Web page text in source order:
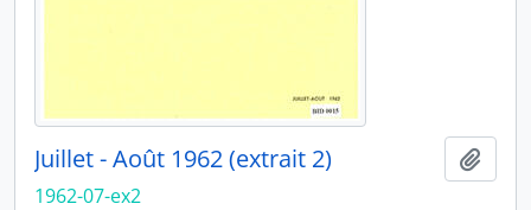
Juillet - Août 1962 (extrait 2)
1962-07-ex2